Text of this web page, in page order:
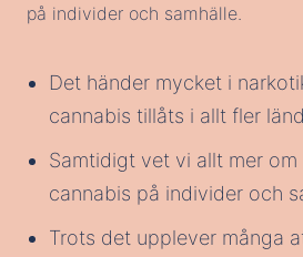
på individer och samhälle.
Det händer mycket i
cannabis tillåts i allt fler
Samtidigt vet vi allt mer
cannabis på individer och
Trots det upplever många